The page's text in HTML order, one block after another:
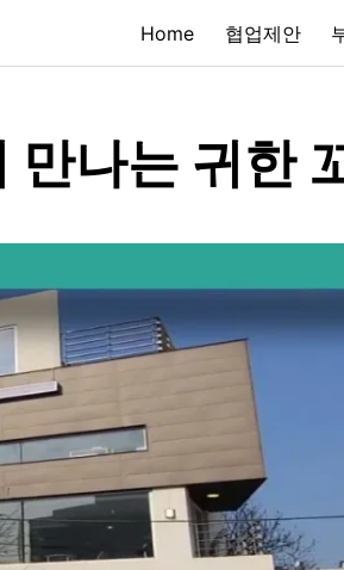
Home 협업제안
나는 귀한